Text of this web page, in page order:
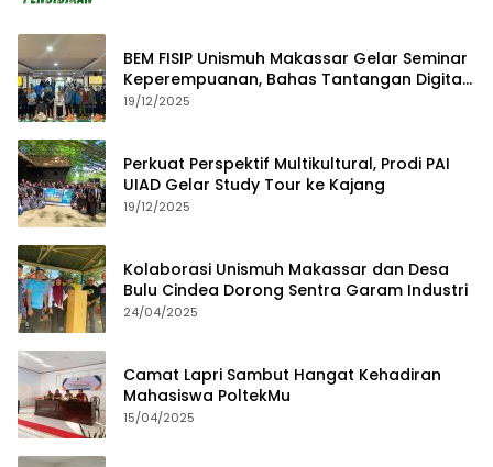
BEM FISIP Unismuh Makassar Gelar Seminar
Keperempuanan, Bahas Tantangan Digital
dan Budaya Lokal
19/12/2025
Perkuat Perspektif Multikultural, Prodi PAI
UIAD Gelar Study Tour ke Kajang
19/12/2025
Kolaborasi Unismuh Makassar dan Desa
Bulu Cindea Dorong Sentra Garam Industri
24/04/2025
Camat Lapri Sambut Hangat Kehadiran
Mahasiswa PoltekMu
15/04/2025